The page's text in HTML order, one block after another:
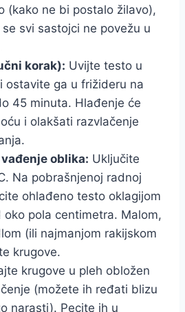
(kako ne bi postalo žilavo),
svi sastojci ne povežu u
korak): Uvijte testo u
ostavite ga u frižideru na
45 minuta. Hlađenje će
i olakšati razvlačenje
oblika: Uključite
Na pobrašnjenoj radnoj
ohlađeno testo oklagijom
oko pola centimetra. Malom,
(ili najmanjom rakijskom
krugove.
krugove u pleh obložen
(možete ih ređati blizu
narasti). Pecite ih u